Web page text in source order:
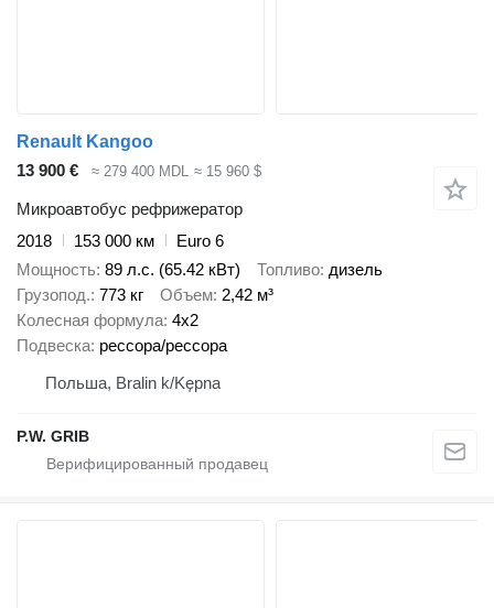
Renault Kangoo
13 900 €
≈ 279 400 MDL ≈ 15 960 $
Микроавтобус рефрижератор
2018
153 000 км
Euro 6
Мощность 89 л.с. (65.42 кВт) Топливо дизель
Грузопод. 773 кг Объем 2,42 м³
Колесная формула 4x2
Подвеска рессора/рессора
Польша, Bralin k/Kępna
P.W. GRIB